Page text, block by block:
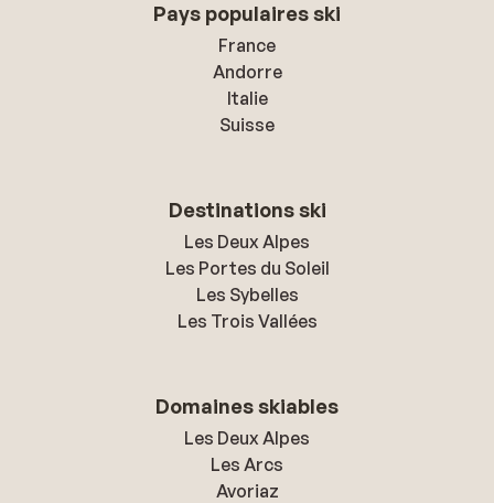
Pays populaires ski
France
Andorre
Italie
Suisse
Destinations ski
Les Deux Alpes
Les Portes du Soleil
Les Sybelles
Les Trois Vallées
Domaines skiables
Les Deux Alpes
Les Arcs
Avoriaz